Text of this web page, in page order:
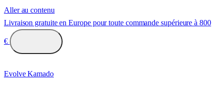
Aller au contenu
Livraison gratuite en Europe pour toute commande supérieure à 800
€
Evolve Kamado